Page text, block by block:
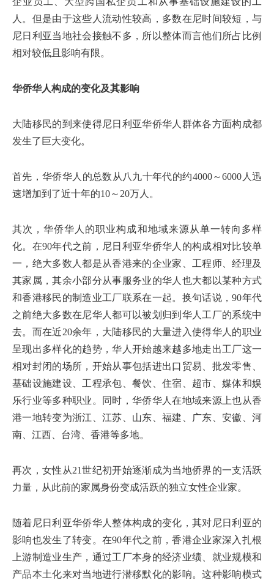
人。但是由于这些人流动性较高，多数在尼时间较短，与
尼日利亚当地社会接触不多，所以整体而言他们所占比例
相对较低且影响有限。
华侨华人构成的变化及其影响
大陆移民的到来使得尼日利亚华侨华人群体各方面构成都
发生了巨大变化。
首先，华侨华人的总数从八九十年代的约4000～6000人迅
速增加到了近十年的10～20万人。
其次，华侨华人的职业构成和地域来源从单一转向多样
化。在90年代之前，尼日利亚华侨华人的构成相对比较单
一，绝大多数人都是从香港来的企业家、工程师、经理及
其家属，其余小部分从事服务业的华人也大都以某种方式
和香港移民的制造业工厂联系在一起。换句话说，90年代
之前绝大多数在尼华人都可以被划归到华人工厂的系统中
去。而在近20余年，大陆移民的大量进入使得华人的职业
呈现出多样化的趋势，华人开始越来越多地走出工厂这一
相对封闭的场所，开始从事包括进出口贸易、批发零售、
基础设施建设、工程承包、餐饮、住宿、超市、媒体和娱
乐行业等多种职业。同时，华侨华人在地域来源上也从香
港一地转变为浙江、江苏、山东、福建、广东、安徽、河
南、江西、台湾、香港等多地。
再次，女性从21世纪初开始逐渐成为当地侨界的一支活跃
力量，从此前的家属身份变成活跃的独立女性企业家。
随着尼日利亚华侨华人整体构成的变化，其对尼日利亚的
影响也发生了转变。在90年代之前，香港企业家深入扎根
上游制造业生产，通过工厂本身的经济业绩、就业规模和
产品本土化来对当地进行潜移默化的影响。这种影响模式